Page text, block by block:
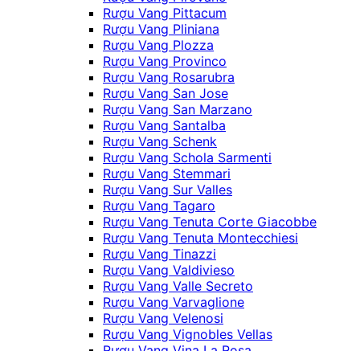
Rượu Vang Pittacum
Rượu Vang Pliniana
Rượu Vang Plozza
Rượu Vang Provinco
Rượu Vang Rosarubra
Rượu Vang San Jose
Rượu Vang San Marzano
Rượu Vang Santalba
Rượu Vang Schenk
Rượu Vang Schola Sarmenti
Rượu Vang Stemmari
Rượu Vang Sur Valles
Rượu Vang Tagaro
Rượu Vang Tenuta Corte Giacobbe
Rượu Vang Tenuta Montecchiesi
Rượu Vang Tinazzi
Rượu Vang Valdivieso
Rượu Vang Valle Secreto
Rượu Vang Varvaglione
Rượu Vang Velenosi
Rượu Vang Vignobles Vellas